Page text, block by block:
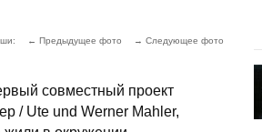
← Предыдущее фото → Следующее фото
совместный проект
/ Ute und Werner Mahler,